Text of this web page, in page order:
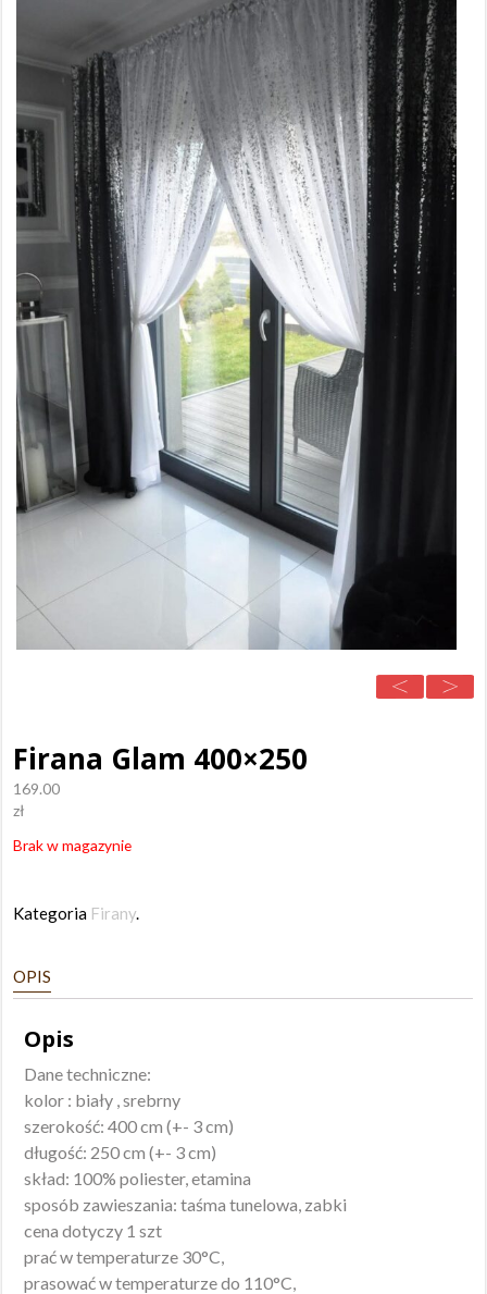
Firana Glam 400×250
169.00
zł
Brak w magazynie
Kategoria Firany.
OPIS
Opis
Dane techniczne:
kolor : biały , srebrny
szerokość: 400 cm (+- 3 cm)
długość: 250 cm (+- 3 cm)
skład: 100% poliester, etamina
sposób zawieszania: taśma tunelowa, zabki
cena dotyczy 1 szt
prać w temperaturze 30°C,
prasować w temperaturze do 110°C,